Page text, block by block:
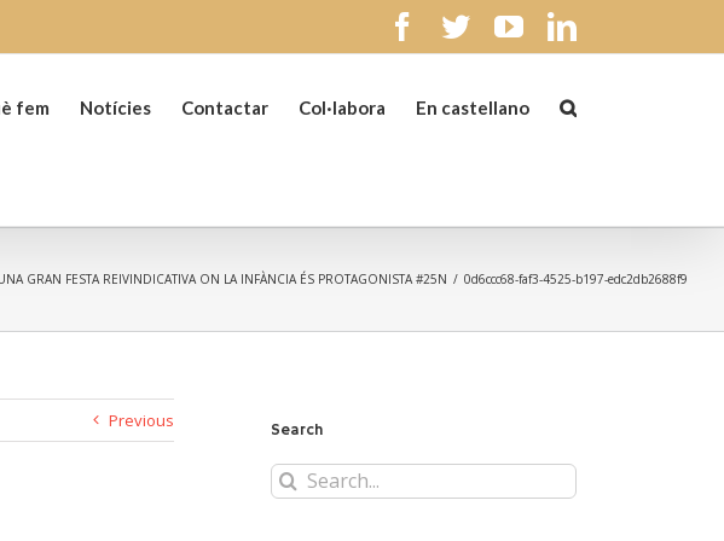
facebook
twitteryoutubelinkedin
fem Notícies Contactar Col·labora En castellano
GRAN FESTA REIVINDICATIVA ON LA INFÀNCIA ÉS PROTAGONISTA #25N / 0d6ccc68-faf3-4525-b197-edc2db2688f9
Previous Search
Search
for: